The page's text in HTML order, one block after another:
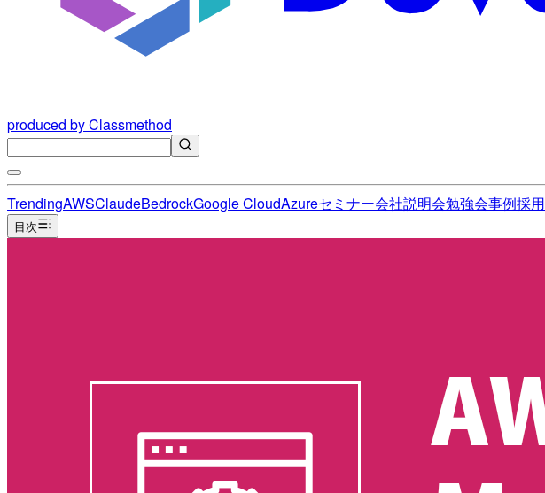
produced by Classmethod
TrendingAWSClaudeBedrockGoogle CloudAzureセミナー会社説明会勉強会事例採用
目次